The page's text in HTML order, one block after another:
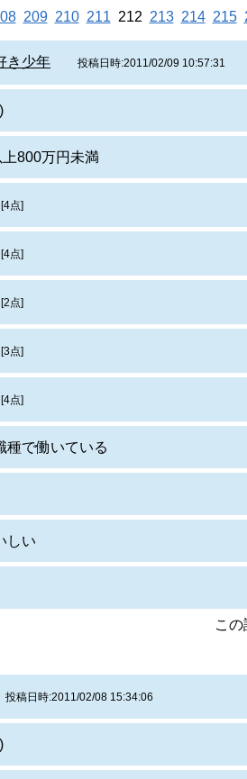
209 210 211 212 213 214 215
き少年 投稿日時:2011/02/09 10:57:31
800万円未満
[4点]
[4点]
[2点]
[3点]
[4点]
種で働いている
しい
こ
投稿日時:2011/02/08 15:34:06